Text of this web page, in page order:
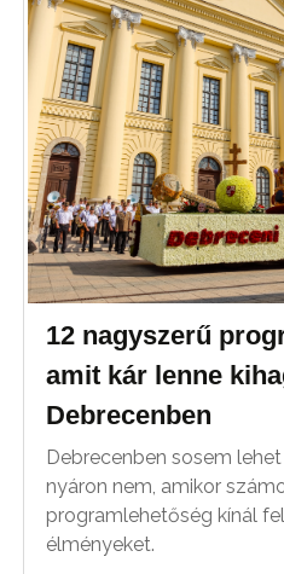
12 nagyszerű
amit kár lenne
Debrecenben
Debrecenben sosem
nyáron nem, amikor
programlehetőség kínál
élményeket.